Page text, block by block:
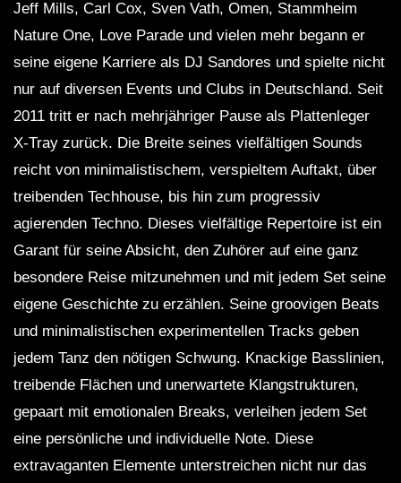
Jeff Mills, Carl Cox, Sven Vath, Omen, Stammheim
Nature One, Love Parade und vielen mehr begann er
seine eigene Karriere als DJ Sandores und spielte nicht
nur auf diversen Events und Clubs in Deutschland. Seit
2011 tritt er nach mehrjähriger Pause als Plattenleger
X-Tray zurück. Die Breite seines vielfältigen Sounds
reicht von minimalistischem, verspieltem Auftakt, über
treibenden Techhouse, bis hin zum progressiv
agierenden Techno. Dieses vielfältige Repertoire ist ein
Garant für seine Absicht, den Zuhörer auf eine ganz
besondere Reise mitzunehmen und mit jedem Set seine
eigene Geschichte zu erzählen. Seine groovigen Beats
und minimalistischen experimentellen Tracks geben
jedem Tanz den nötigen Schwung. Knackige Basslinien,
treibende Flächen und unerwartete Klangstrukturen,
gepaart mit emotionalen Breaks, verleihen jedem Set
eine persönliche und individuelle Note. Diese
extravaganten Elemente unterstreichen nicht nur das